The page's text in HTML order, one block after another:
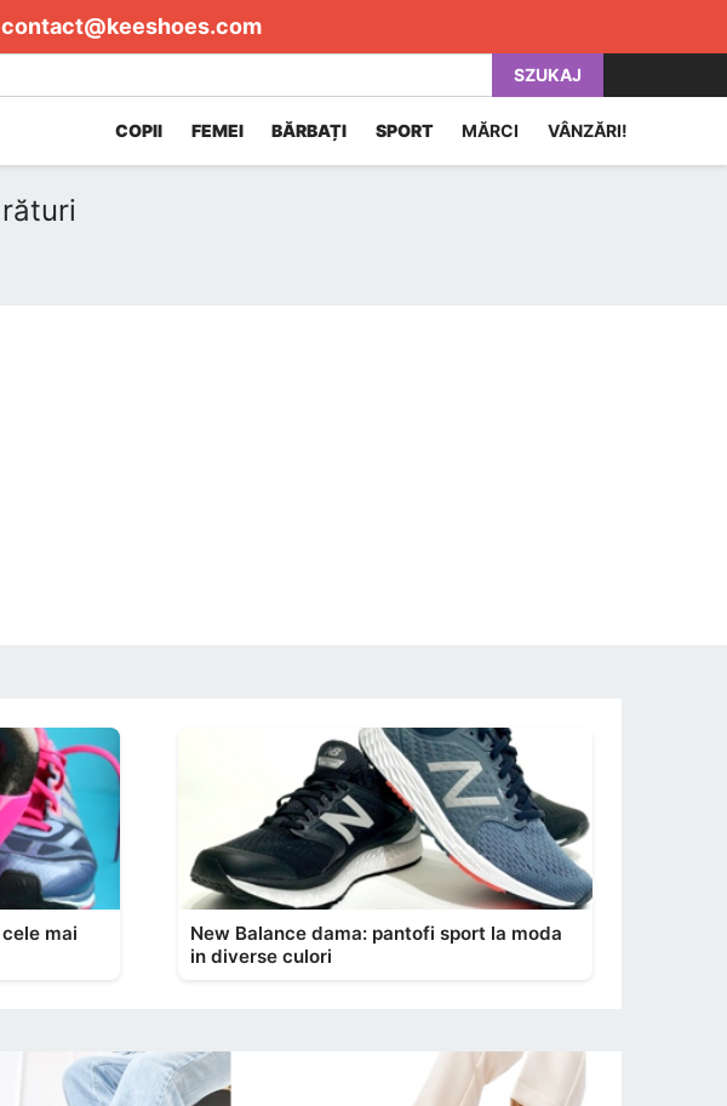
contact@keeshoes.com
SZUKAJ
COPII FEMEI BĂRBAȚI SPORT MĂRCI VÂNZĂRI!
mai
New Balance dama: pantofi sport la moda
in diverse culori